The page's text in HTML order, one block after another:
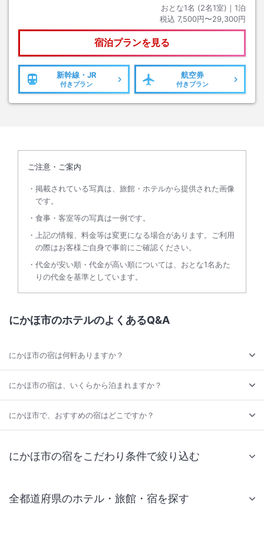
おとな1名 (2名1室)｜ 1泊
税込 7,500円〜29,300円
宿泊プランを見る
新幹線・JR
付きプラン
航空券
付きプラン
ご注意・ご案内
掲載されている写真は、旅館・ホテルから提供された画像
です。
食事・客室等の写真は一例です。
上記の情報、料金等は変更になる場合があります。ご利用
の際はお客様ご自身で事前にご確認ください。
代金が安い順・代金が高い順については、おとな1名あた
りの代金を基準としています。
にかほ市のホテルのよくあるQ&A
にかほ市の宿は何軒ありますか？
にかほ市の宿は、いくらから泊まれますか？
にかほ市で、おすすめの宿はどこですか？
にかほ市の宿をこだわり条件で絞り込む
全都道府県のホテル・旅館・宿を探す